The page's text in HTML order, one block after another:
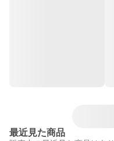
最近見た商品